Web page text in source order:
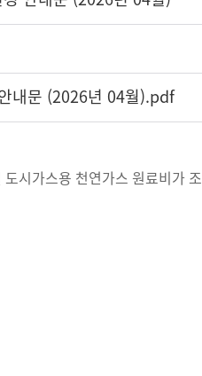
내문 (2026년 04월).pdf
시가스용 천연가스 원료비가